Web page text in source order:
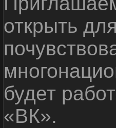
открыть
будет
«ВК».